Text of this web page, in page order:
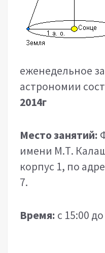
еженедельное
астрономии
2014г
Место занятий:
имени М.Т.
корпус 1, по
7.
Время: с 15:00